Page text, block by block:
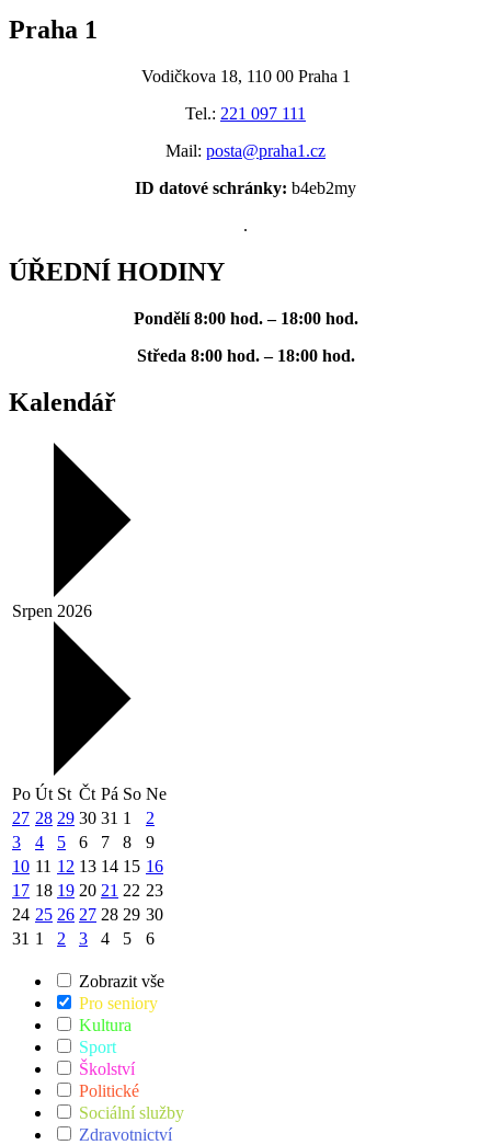
Praha 1
Vodičkova 18, 110 00 Praha 1
Tel.: 221 097 111
Mail: posta@praha1.cz
ID datové schránky: b4eb2my
.
ÚŘEDNÍ HODINY
Pondělí 8:00 hod. – 18:00 hod.
Středa 8:00 hod. – 18:00 hod.
Kalendář
Srpen 2026
Po Út St Čt Pá So Ne
27 28 29 30 31 1
2
3
4 5 6 7 8
9
10 11 12 13 14 15 16
17 18 19 20 21 22 23
24 25 26 27 28 29 30
31 1 2 3 4 5 6
Zobrazit vše
Pro seniory
Kultura
Sport
Školství
Politické
Sociální služby
Zdravotnictví